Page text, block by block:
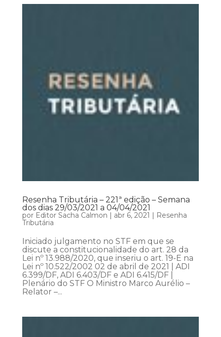
Resenha Tributária – 221ª edição – Semana
dos dias 29/03/2021 a 04/04/2021
por Editor Sacha Calmon abr 6, 2021
Resenha
Tributária
Iniciado julgamento no STF em que se
discute a constitucionalidade do art. 28 da
Lei nº 13.988/2020, que inseriu o art. 19-E na
Lei nº 10.522/2002 02 de abril de 2021 | ADI
6.399/DF, ADI 6.403/DF e ADI 6.415/DF |
Plenário do STF O Ministro Marco Aurélio –
Relator –...